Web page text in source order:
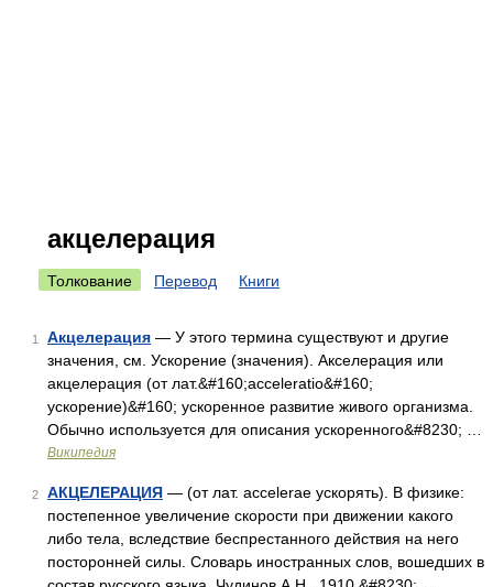
акцелерация
Толкование Перевод Книги
1 Акцелерация — У этого термина существуют и другие
значения, см. Ускорение (значения). Акселерация или
акцелерация (от лат.&#160;acceleratio&#160;
ускорение)&#160; ускоренное развитие живого организма.
Обычно используется для описания ускоренного&#8230; …
Википедия
2 АКЦЕЛЕРАЦИЯ — (от лат. accelerae ускорять). В физике:
постепенное увеличение скорости при движении какого
либо тела, вследствие беспрестанного действия на него
посторонней силы. Словарь иностранных слов, вошедших в